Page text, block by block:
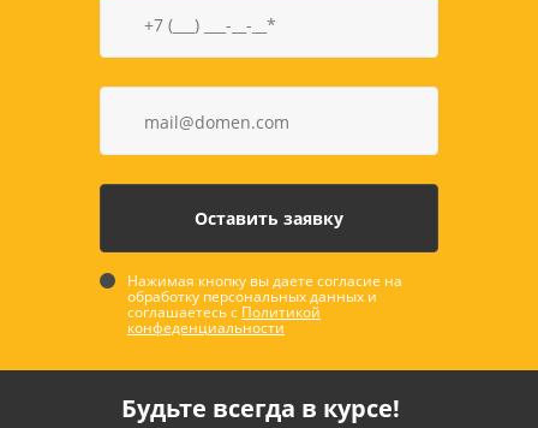
Нажимая кнопку вы даете согласие на
обработку персональных данных и
соглашаетесь с Политикой
конфеденциальности
Будьте всегда в курсе!